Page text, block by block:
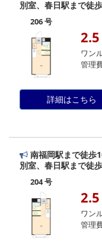
別室、春日駅まで徒
206 号
2.5
ワン
管理
詳細はこちら
南福岡駅まで徒歩
別室、春日駅まで徒
204 号
2.5
ワン
管理